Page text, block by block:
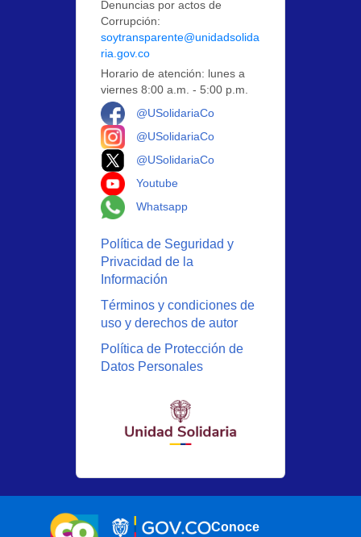
Denuncias por actos de
Corrupción:
soytransparente@unidadsolida
ria.gov.co
Horario de atención: lunes a
viernes 8:00 a.m. - 5:00 p.m.
@USolidariaCo
@USolidariaCo
@USolidariaCo
Youtube
Whatsapp
Política de Seguridad y
Privacidad de la
Información
Términos y condiciones de
uso y derechos de autor
Política de Protección de
Datos Personales
Conoce